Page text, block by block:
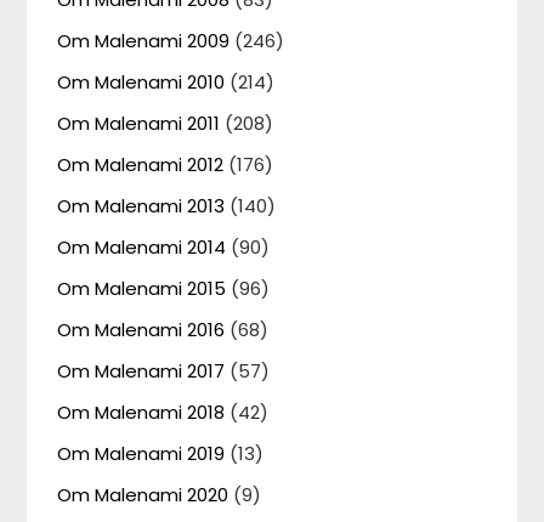
Om Malenami 2009 (246)
Om Malenami 2010 (214)
Om Malenami 2011 (208)
Om Malenami 2012 (176)
Om Malenami 2013 (140)
Om Malenami 2014 (90)
Om Malenami 2015 (96)
Om Malenami 2016 (68)
Om Malenami 2017 (57)
Om Malenami 2018 (42)
Om Malenami 2019 (13)
Om Malenami 2020 (9)